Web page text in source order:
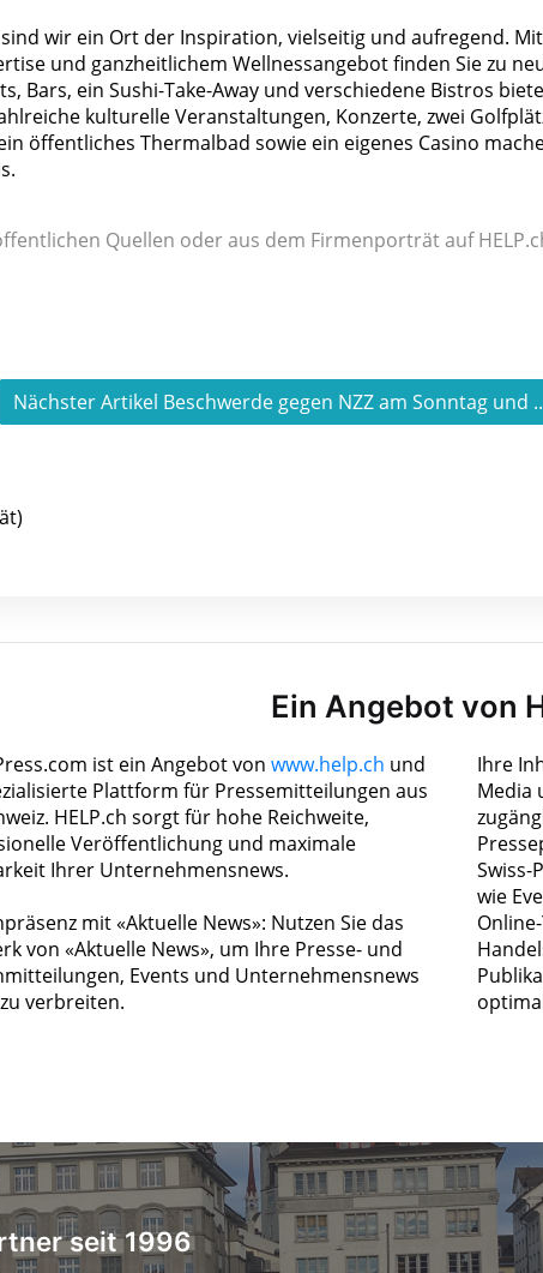
sind wir ein Ort der Inspiration, vielseitig und aufregend. Mit
und ganzheitlichem Wellnessangebot finden Sie zu
Bars, ein Sushi-Take-Away und verschiedene Bistros
kulturelle Veranstaltungen, Konzerte, zwei
öffentliches Thermalbad sowie ein eigenes Casino
Quellen oder aus dem Firmenporträt auf
Nächster Artikel Beschwerde gegen NZZ am Sonntag und
Ein Angebot von
ist ein Angebot von www.help.ch und
Plattform für Pressemitteilungen aus
HELP.ch sorgt für hohe Reichweite,
Veröffentlichung und maximale
Ihrer Unternehmensnews.
mit «Aktuelle News»: Nutzen Sie das
von «Aktuelle News», um Ihre Presse- und
Events und Unternehmensnews
verbreiten.
Ihre
Media
Swiss-
wie
seit 1996